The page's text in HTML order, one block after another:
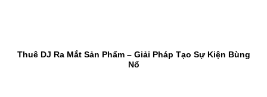
Thuê DJ Ra Mắt Sản Phẩm – Giải Pháp Tạo Sự Kiện Bùng
Nổ